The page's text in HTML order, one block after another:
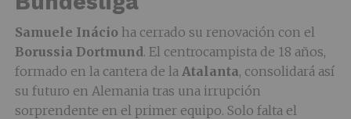
Samuele Inácioha cerrado su renovación con el
Borussia Dortmund. El centrocampista de 18 años,
formado en la cantera de la Atalanta, consolidará así
su futuro en Alemania tras una irrupción
sorprendente en el primer equipo. Solo falta el